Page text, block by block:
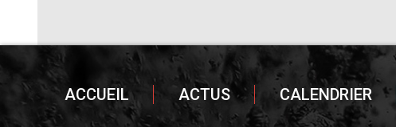
ACCUEIL ACTUS CALENDRIER